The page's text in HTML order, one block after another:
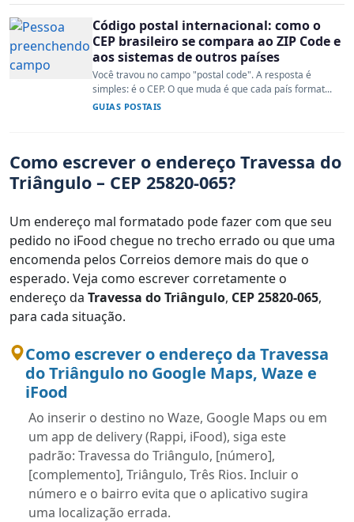
Código postal internacional: como o
CEP brasileiro se compara ao ZIP Code e
aos sistemas de outros países
Você travou no campo "postal code". A resposta é
simples: é o CEP. O que muda é que cada país format...
GUIAS POSTAIS
Como escrever o endereço Travessa do
Triângulo – CEP 25820-065?
Um endereço mal formatado pode fazer com que seu
pedido no iFood chegue no trecho errado ou que uma
encomenda pelos Correios demore mais do que o
esperado. Veja como escrever corretamente o
endereço da Travessa do Triângulo, CEP 25820-065,
para cada situação.
Como escrever o endereço da Travessa
do Triângulo no Google Maps, Waze e
iFood
Ao inserir o destino no Waze, Google Maps ou em
um app de delivery (Rappi, iFood), siga este
padrão: Travessa do Triângulo, [número],
[complemento], Triângulo, Três Rios. Incluir o
número e o bairro evita que o aplicativo sugira
uma localização errada.